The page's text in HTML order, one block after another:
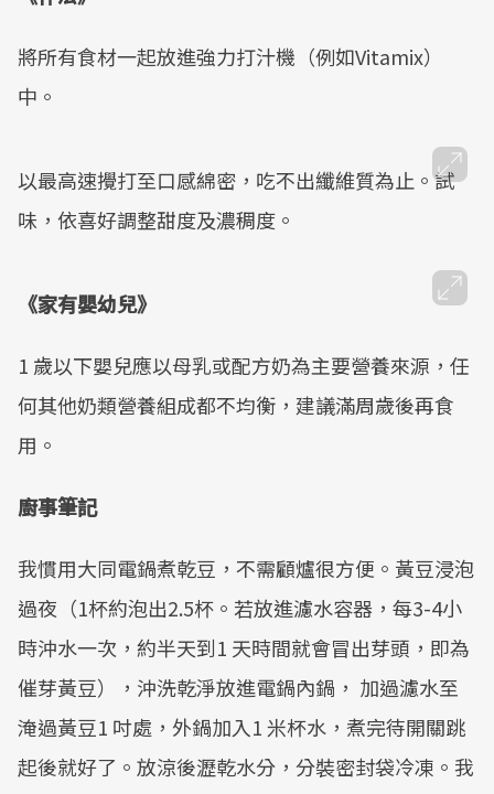
將所有食材一起放進強力打汁機（例如Vitamix）
中。
以最高速攪打至口感綿密，吃不出纖維質為止。試
味，依喜好調整甜度及濃稠度。
《家有嬰幼兒》
1 歲以下嬰兒應以母乳或配方奶為主要營養來源，任
何其他奶類營養組成都不均衡，建議滿周歲後再食
用。
廚事筆記
我慣用大同電鍋煮乾豆，不需顧爐很方便。黃豆浸泡
過夜（1杯約泡出2.5杯。若放進濾水容器，每3-4小
時沖水一次，約半天到1 天時間就會冒出芽頭，即為
催芽黃豆），沖洗乾淨放進電鍋內鍋， 加過濾水至
淹過黃豆1 吋處，外鍋加入1 米杯水，煮完待開關跳
起後就好了。放涼後瀝乾水分，分裝密封袋冷凍。我